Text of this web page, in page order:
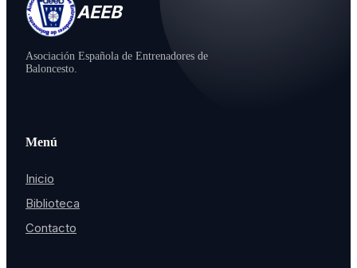
AEEB
Asociación Española de Entrenadores de
Baloncesto.
Menú
Inicio
Biblioteca
Contacto